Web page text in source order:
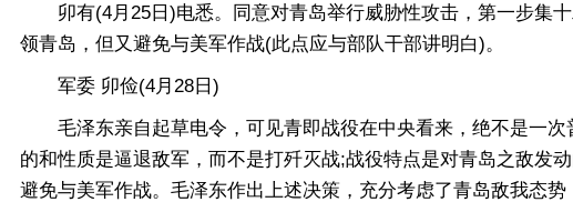
卯有(4月25日)电悉。同意对青岛举行威胁性攻击，第一步集十
领青岛，但又避免与美军作战(此点应与部队干部讲明白)。
军委 卯俭(4月28日)
毛泽东亲自起草电令，可见青即战役在中央看来，绝不是一次
的和性质是逼退敌军，而不是打歼灭战;战役特点是对青岛之敌发
避免与美军作战。毛泽东作出上述决策，充分考虑了青岛敌我态